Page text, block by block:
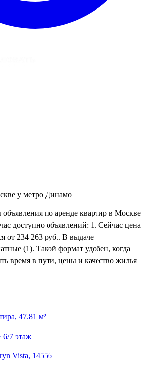
у метро Динамо
по аренде квартир в Москве
доступно объявлений: 1. Сейчас цена
от 234 263 руб.. В выдаче
(1). Такой формат удобен, когда
время в пути, цены и качество жилья
47.81 м²
6/7 этаж
Vista, 14556